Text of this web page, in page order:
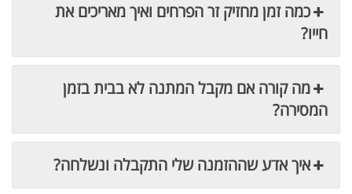
כמה זמן מחזיק זר הפרחים ואיך מאריכים את
חייו?
מה קורה אם מקבל המתנה לא בבית בזמן
המסירה?
איך אדע שההזמנה שלי התקבלה ונשלחה?